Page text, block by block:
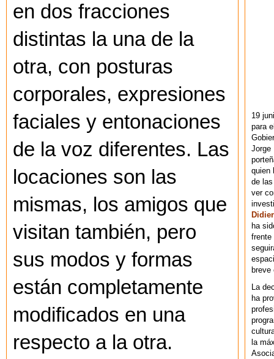
en dos fracciones
distintas la una de la
otra, con posturas
corporales, expresiones
faciales y entonaciones
de la voz diferentes. Las
locaciones son las
mismas, los amigos que
visitan también, pero
sus modos y formas
están completamente
modificados en una
respecto a la otra.
19
para
Jorge
quien
de
ver
Didier
ha
frente
breve
La
ha
la